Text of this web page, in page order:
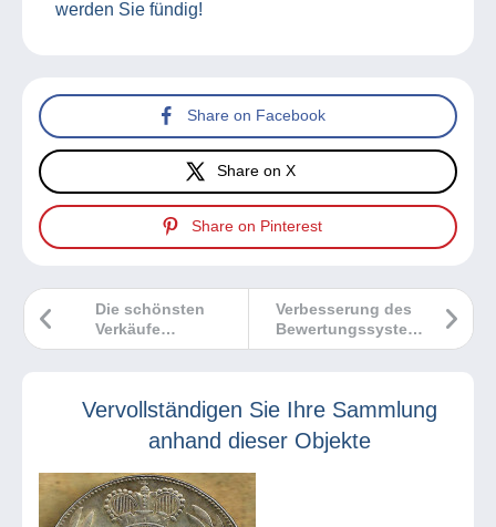
werden Sie fündig!
Share on Facebook
Share on X
Share on Pinterest
Verbesserung des
Bewertungssystems
von Delcampe
Die schönsten
Verkäufe
Delcampe Mai
Vervollständigen Sie Ihre Sammlung
anhand dieser Objekte